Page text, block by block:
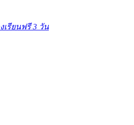
เรียนฟรี 3 วัน